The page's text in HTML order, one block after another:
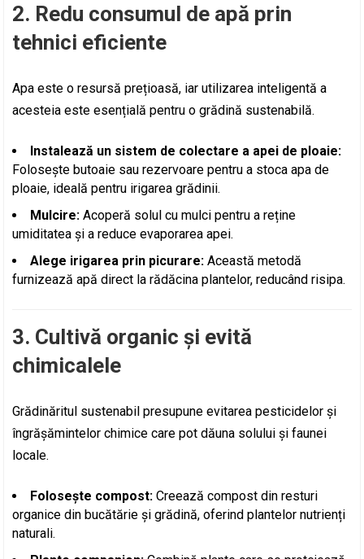
2. Redu consumul de apă prin
tehnici eficiente
Apa este o resursă prețioasă, iar utilizarea inteligentă a
acesteia este esențială pentru o grădină sustenabilă.
Instalează un sistem de colectare a apei de ploaie:
Folosește butoaie sau rezervoare pentru a stoca apa de
ploaie, ideală pentru irigarea grădinii.
Mulcire: Acoperă solul cu mulci pentru a reține
umiditatea și a reduce evaporarea apei.
Alege irigarea prin picurare: Această metodă
furnizează apă direct la rădăcina plantelor, reducând risipa.
3. Cultivă organic și evită
chimicalele
Grădinăritul sustenabil presupune evitarea pesticidelor și
îngrășămintelor chimice care pot dăuna solului și faunei
locale.
Folosește compost: Creează compost din resturi
organice din bucătărie și grădină, oferind plantelor nutrienți
naturali.